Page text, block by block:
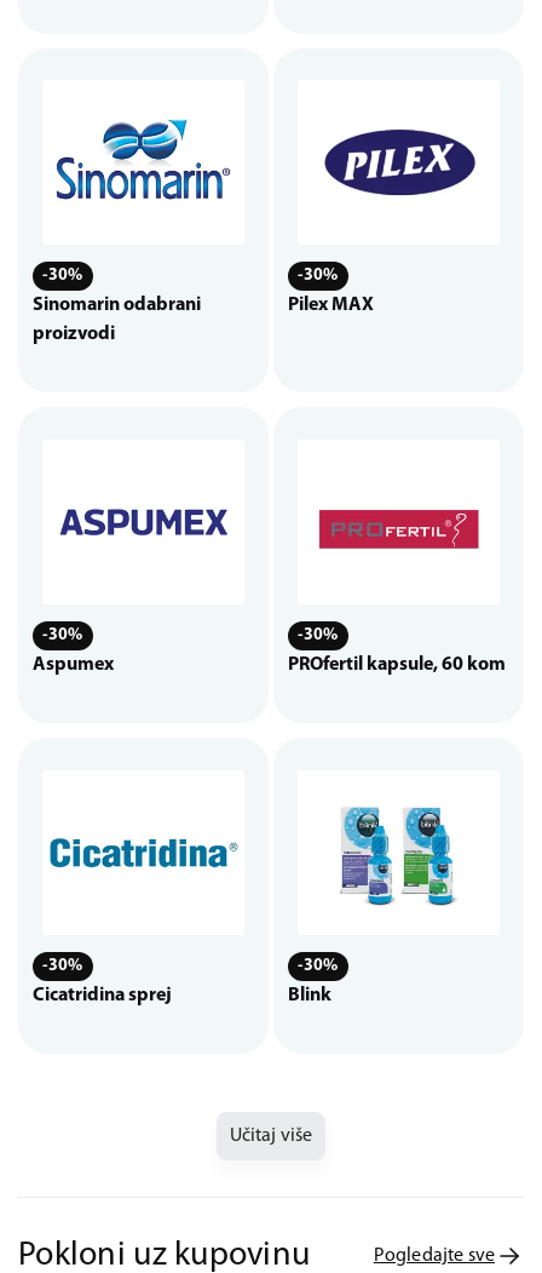
-30%
Sinomarin odabrani
proizvodi
-30%
Pilex MAX
-30%
Aspumex
-30%
PROfertil kapsule, 60 kom
-30%
Cicatridina sprej
-30%
Blink
Učitaj više
Pokloni uz kupovinu Pogledajte sve